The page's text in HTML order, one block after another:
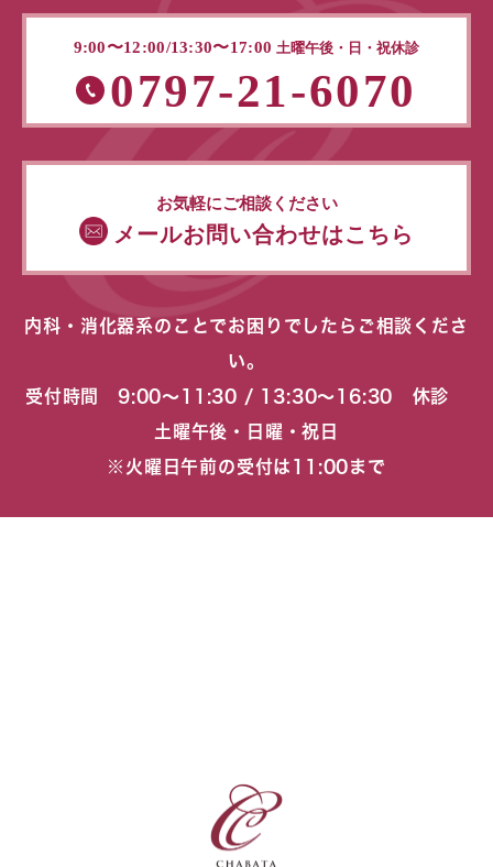
9:00〜12:00/13:30〜17:00 土曜午後・日・祝休診
0797-21-6070
お気軽にご相談ください
メールお問い合わせはこちら
内科・消化器系のことでお困りでしたらご相談くださ
い。
受付時間 9:00〜11:30 / 13:30〜16:30 休診
土曜午後・日曜・祝日
※火曜日午前の受付は11:00まで